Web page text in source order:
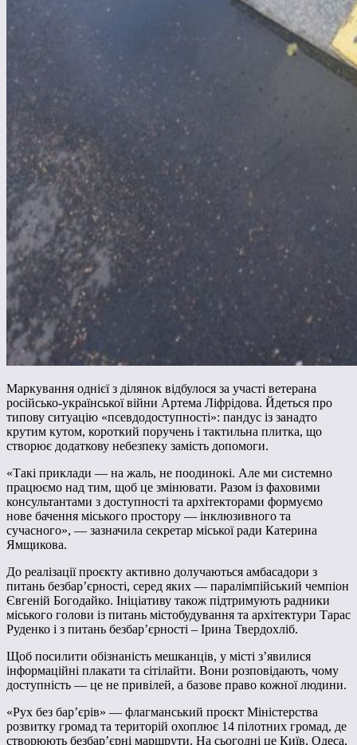
Маркування однієї з ділянок відбулося за участі ветерана
російсько-української війни Артема Ліфрідова. Йдеться про
типову ситуацію «псевдодоступності»: пандус із занадто
крутим кутом, короткий поручень і тактильна плитка, що
створює додаткову небезпеку замість допомоги.
«Такі приклади — на жаль, не поодинокі. Але ми системно
працюємо над тим, щоб це змінювати. Разом із фаховими
консультантами з доступності та архітекторами формуємо
нове бачення міського простору — інклюзивного та
сучасного», — зазначила секретар міської ради Катерина
Ямщикова.
До реалізації проєкту активно долучаються амбасадори з
питань безбар’єрності, серед яких — паралімпійський чемпіон
Євгеній Богодайко. Ініціативу також підтримують радники
міського голови із питань містобудування та архітектури Тарас
Руденко і з питань безбарʼєрності – Ірина Твердохліб.
Щоб посилити обізнаність мешканців, у місті з’явилися
інформаційні плакати та сітілайти. Вони розповідають, чому
доступність — це не привілей, а базове право кожної людини.
«Рух без бар’єрів» — флагманський проєкт Міністерства
розвитку громад та територій охоплює 14 пілотних громад, де
створюють безбар’єрні маршрути. На сьогодні це Київ, Одеса,